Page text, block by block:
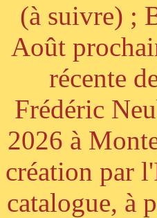
(à suivre) ;
Août
récente
Frédéric
2026 à
création par
catalogue, à